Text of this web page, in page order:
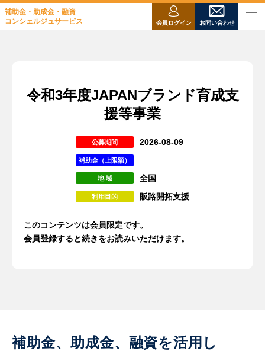
補助金・助成金・融資
コンシェルジュサービス
会員ログイン お問い合わせ
令和3年度JAPANブランド育成支
援等事業
公募期間 2026-08-09
補助金（上限額）
地 域 全国
利用目的 販路開拓支援
このコンテンツは会員限定です。
会員登録すると続きをお読みいただけます。
補助金、助成金、融資を活用し